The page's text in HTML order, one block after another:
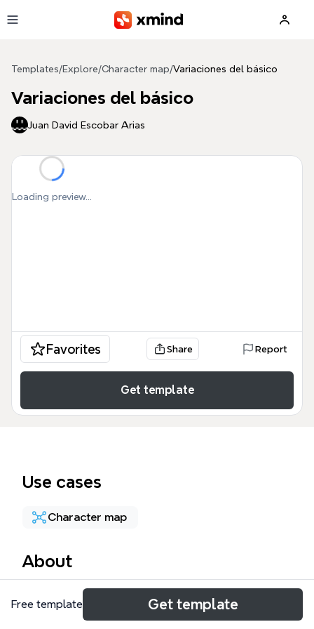
Templates/Explore/Character map/Variaciones del básico
Variaciones del básico
Juan David Escobar Arias
Loading preview...
Favorites Share Report
Get template
Use cases
Character map
About
Este mapa mental de 'Variaciones del básico' es una
guía visual para bailarines de tango argentino que
Free template Get template